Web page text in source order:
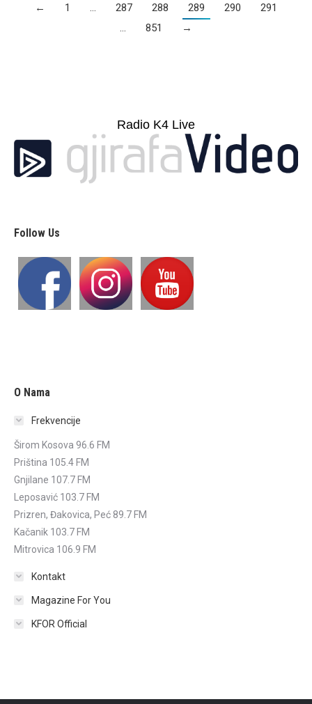
← 1 … 287 288 289 290
291
…
851 →
Radio K4 Live
Follow Us
O Nama
Frekvencije
Širom Kosova 96.6 FM
Priština 105.4 FM
Gnjilane 107.7 FM
Leposavić 103.7 FM
Prizren, Đakovica, Peć 89.7 FM
Kačanik 103.7 FM
Mitrovica 106.9 FM
Kontakt
Magazine For You
KFOR Official